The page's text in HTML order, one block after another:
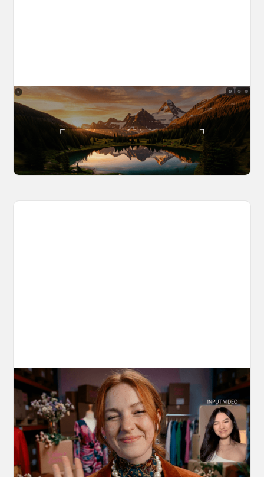
The World Builder's Handbook
Build a world once, shoot from it forever. Your
complete guide to creating, navigating, and
capturing inside OpenArt Worlds.
March 25, 2026
10 Types of Videos You Can Create with
Kling 3.0 Motion Control
Discover 10 video types you can create using
Kling 3.0 Motion Control on OpenArt, from
marketing to storytelling with amazingly
consistent motion and identity.
March 20, 2026